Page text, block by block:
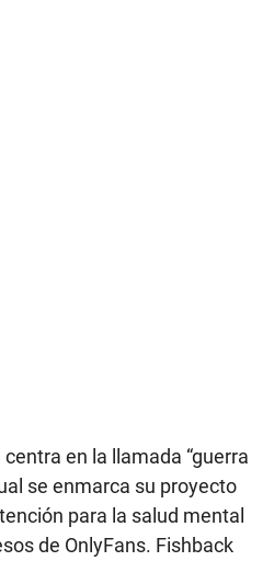
en la llamada “guerra
se enmarca su proyecto
para la salud mental
de OnlyFans. Fishback